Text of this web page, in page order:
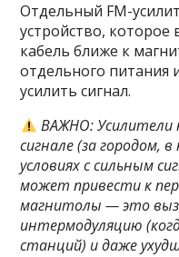
Отдельный FM-
устройство, которое
кабель ближе к
отдельного питания
усилить сигнал.
ВАЖНО: Усилители
сигнале (за городом,
условиях с сильным
может привести к
магнитолы — это
интермодуляцию
станций) и даже